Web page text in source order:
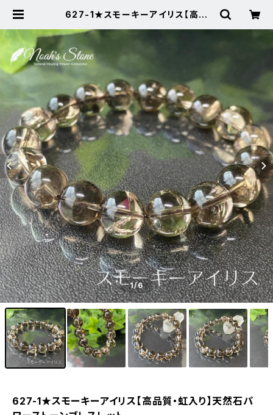
627-1★スモーキーアイリス【高品
スレット | Noah's Stone ～パワー
ストーン・天然石SHOP～
1/6
627-1★スモーキーアイリス【高品質・虹入り】天然石パ